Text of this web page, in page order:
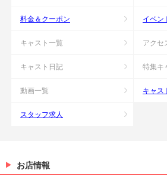
料金＆クーポン イベン
キャスト一覧 アクセ
キャスト日記 特集キ
動画一覧 キャス
スタッフ求人
お店情報